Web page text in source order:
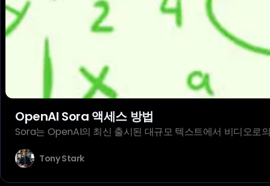
OpenAI Sora 액세스 방법
Sora는 OpenAI의 최신 출시된 대규모 텍스트에서 비디오로
Tony Stark